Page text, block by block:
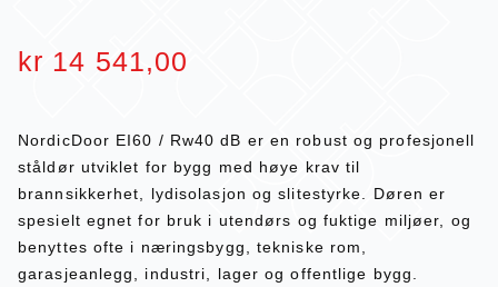
kr 14 541,00
NordicDoor EI60 / Rw40 dB er en robust og profesjonell
ståldør utviklet for bygg med høye krav til
brannsikkerhet, lydisolasjon og slitestyrke. Døren er
spesielt egnet for bruk i utendørs og fuktige miljøer, og
benyttes ofte i næringsbygg, tekniske rom,
garasjeanlegg, industri, lager og offentlige bygg.